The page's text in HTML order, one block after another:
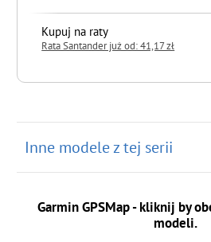
Kupuj na raty
Rata Santander już od: 41,17 zł
Inne modele z tej serii
Garmin GPSMap - kliknij by
modeli.